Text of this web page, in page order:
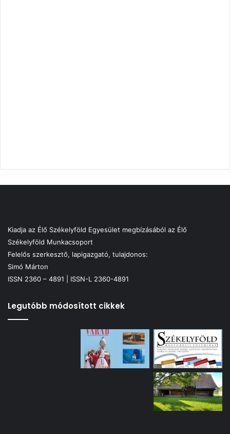
Kiadja az Élő Székelyföld Egyesület megbízásából az Élő
Székelyföld Munkacsoport
Felelős szerkesztő, lapigazgató, tulajdonos:
Simó Márton
ISSN 2360 – 4891 | ISSN-L 2360-4891
Legutóbb módosított cikkek